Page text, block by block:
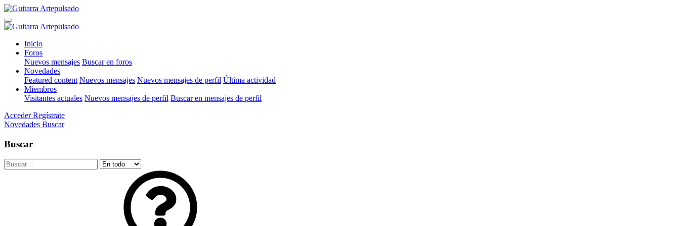
Inicio
Foros
Nuevos mensajes Buscar en foros
Novedades
Featured content Nuevos mensajes Nuevos mensajes de perfil Última actividad
Miembros
Visitantes actuales Nuevos mensajes de perfil Buscar en mensajes de perfil
Acceder Regístrate
Novedades Buscar
Buscar